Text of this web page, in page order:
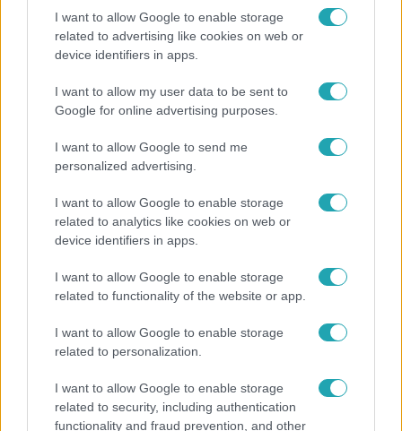
I want to allow Google to enable storage
related to advertising like cookies on web or
device identifiers in apps.
I want to allow my user data to be sent to
Google for online advertising purposes.
I want to allow Google to send me
personalized advertising.
I want to allow Google to enable storage
related to analytics like cookies on web or
device identifiers in apps.
I want to allow Google to enable storage
related to functionality of the website or app.
I want to allow Google to enable storage
related to personalization.
I want to allow Google to enable storage
related to security, including authentication
functionality and fraud prevention, and other
Reggeli
„A csúcs opcionális, a biztonságos hazatérés
Klein Dávid
Az RTL Híradó riportja után renndőrök és
állatmentők hozták ki a magára hagyott kutyát